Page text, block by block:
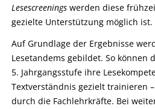
Lesescreeningswerden diese
gezielte Unterstützung möglich ist.
Auf Grundlage der Ergebnisse
Lesetandems gebildet. So können
5. Jahrgangsstufe ihre
Textverständnis gezielt trainieren
durch die Fachlehrkräfte. Bei